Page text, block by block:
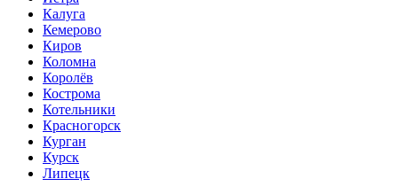
Калуга
Кемерово
Киров
Коломна
Королёв
Кострома
Котельники
Красногорск
Курган
Курск
Липецк